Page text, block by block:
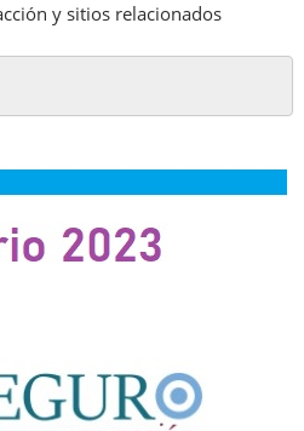
y sitios relacionados